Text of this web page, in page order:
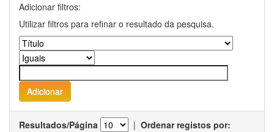
Adicionar filtros:
Utilizar filtros para refinar o resultado da pesquisa.
Resultados/Página | Ordenar registos por: